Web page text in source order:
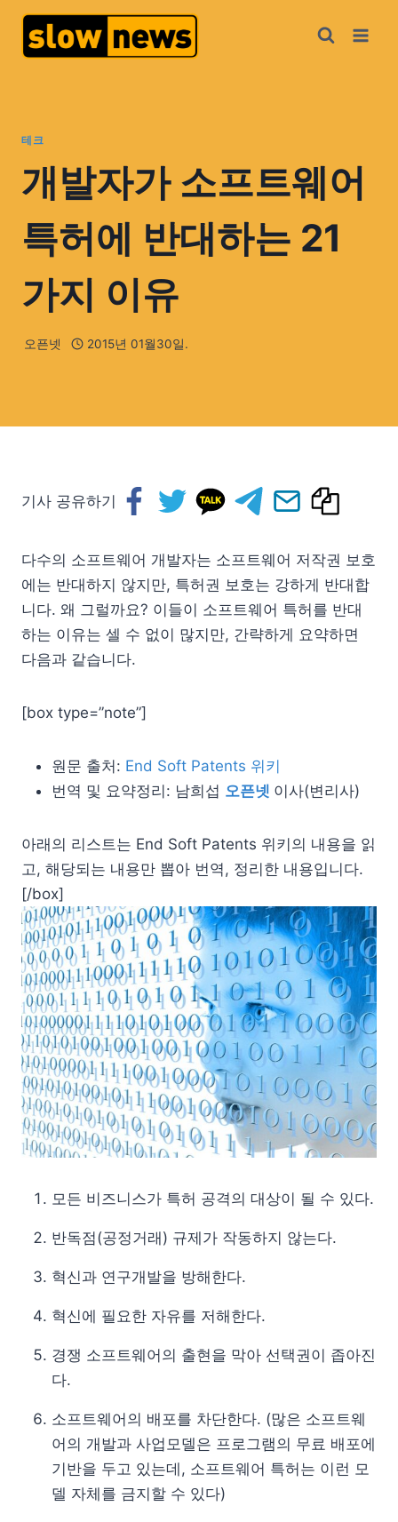
테크
개발자가 소프트웨어
특허에 반대하는 21
가지 이유
오픈넷 2015년 01월30일.
기사 공유하기
다수의 소프트웨어 개발자는 소프트웨어 저작권 보호
에는 반대하지 않지만, 특허권 보호는 강하게 반대합
니다. 왜 그럴까요? 이들이 소프트웨어 특허를 반대
하는 이유는 셀 수 없이 많지만, 간략하게 요약하면
다음과 같습니다.
[box type=”note”]
원문 출처: End Soft Patents 위키
번역 및 요약정리: 남희섭 오픈넷 이사(변리사)
아래의 리스트는 End Soft Patents 위키의 내용을 읽
고, 해당되는 내용만 뽑아 번역, 정리한 내용입니다.
[/box]
모든 비즈니스가 특허 공격의 대상이 될 수 있다.
반독점(공정거래) 규제가 작동하지 않는다.
혁신과 연구개발을 방해한다.
혁신에 필요한 자유를 저해한다.
경쟁 소프트웨어의 출현을 막아 선택권이 좁아진
다.
소프트웨어의 배포를 차단한다. (많은 소프트웨
어의 개발과 사업모델은 프로그램의 무료 배포에
기반을 두고 있는데, 소프트웨어 특허는 이런 모
델 자체를 금지할 수 있다)